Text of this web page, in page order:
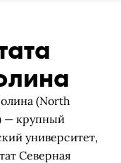
(North
— крупный
университет,
Северная